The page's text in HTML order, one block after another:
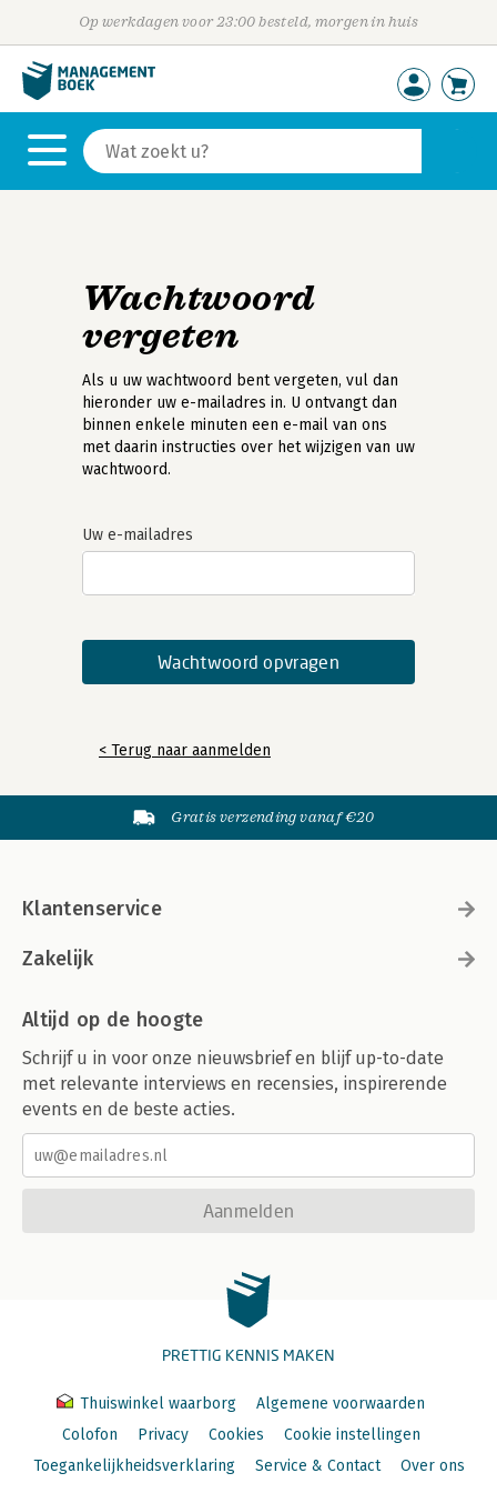
Op werkdagen voor 23:00 besteld, morgen in huis
Wachtwoord
vergeten
Als u uw wachtwoord bent vergeten, vul dan
hieronder uw e-mailadres in. U ontvangt dan
binnen enkele minuten een e-mail van ons
met daarin instructies over het wijzigen van uw
wachtwoord.
Uw e-mailadres
< Terug naar aanmelden
Gratis verzending vanaf €20
Klantenservice
Zakelijk
Altijd op de hoogte
Schrijf u in voor onze nieuwsbrief en blijf up-to-date
met relevante interviews en recensies, inspirerende
events en de beste acties.
Aanmelden
PRETTIG KENNIS MAKEN
Thuiswinkel waarborg
Algemene voorwaarden
Colofon
Privacy Cookies
Cookie instellingen
Toegankelijkheidsverklaring
Service & Contact Over ons